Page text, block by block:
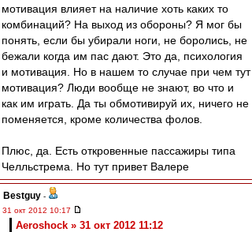
мотивация влияет на наличие хоть каких то
комбинаций? На выход из обороны? Я мог бы
понять, если бы убирали ноги, не боролись, не
бежали когда им пас дают. Это да, психология
и мотивация. Но в нашем то случае при чем тут
мотивация? Люди вообще не знают, во что и
как им играть. Да ты обмотивируй их, ничего не
поменяется, кроме количества фолов.
Плюс, да. Есть откровенные пассажиры типа
Челльстрема. Но тут привет Валере
Bestguy -
31 окт 2012 10:17
Aeroshock » 31 окт 2012 11:12